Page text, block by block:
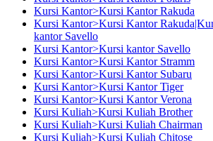
Kursi Kantor>Kursi Kantor Rakuda
Kursi Kantor>Kursi Kantor
kantor Savello
Kursi Kantor>Kursi kantor Savello
Kursi Kantor>Kursi Kantor Stramm
Kursi Kantor>Kursi Kantor Subaru
Kursi Kantor>Kursi Kantor Tiger
Kursi Kantor>Kursi Kantor Verona
Kursi Kuliah>Kursi Kuliah Brother
Kursi Kuliah>Kursi Kuliah Chairman
Kursi Kuliah>Kursi Kuliah Chitose